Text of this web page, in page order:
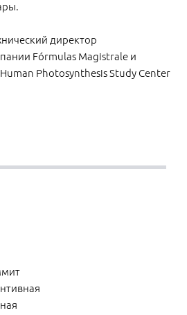
директор
Fórmulas Magistrale и
Photosynthesis Study Center